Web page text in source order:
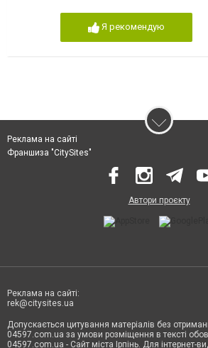
Я рекомендую
Реклама на сайті
Франшиза "CitySites"
Автори проєкту
Реклама на сайті:
rek@citysites.ua
Допускається цитування матеріалів без
04597.com.ua за умови розміщення в тексті
04597.com.ua - Сайт міста Ірпінь. Для інтернет-